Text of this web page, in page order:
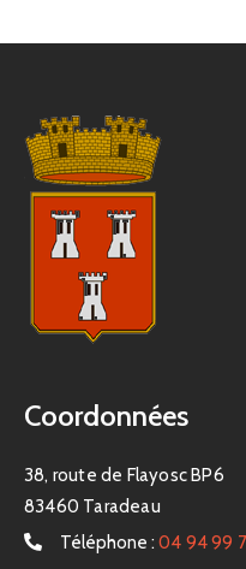
Coordonnées
38, route de Flayosc BP6
83460 Taradeau
Téléphone : 04 94 99